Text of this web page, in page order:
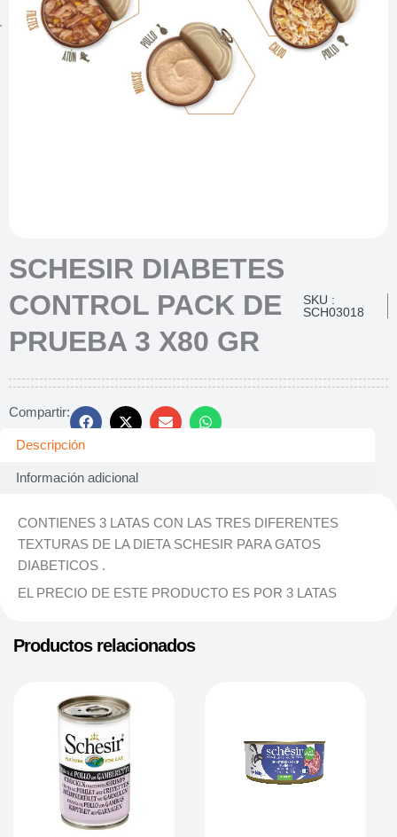
SCHESIR DIABETES
CONTROL PACK DE
PRUEBA 3 X80 GR
SKU :
SCH03018
Compartir:
Descripción
Información adicional
CONTIENES 3 LATAS CON LAS TRES DIFERENTES
TEXTURAS DE LA DIETA SCHESIR PARA GATOS
DIABETICOS .
EL PRECIO DE ESTE PRODUCTO ES POR 3 LATAS
Productos relacionados